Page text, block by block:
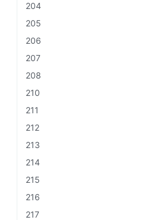
204
205
206
207
208
210
211
212
213
214
215
216
217